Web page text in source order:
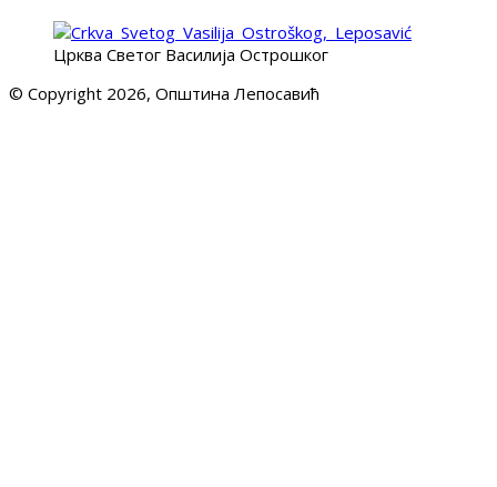
Црква Светог Василија Острошког
© Copyright 2026, Општина Лепосавић